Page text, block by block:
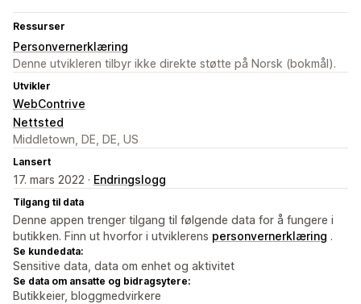
Ressurser
Personvernerklæring
Denne utvikleren tilbyr ikke direkte støtte på Norsk (bokmål).
Utvikler
WebContrive
Nettsted
Middletown, DE, DE, US
Lansert
17. mars 2022 · Endringslogg
Tilgang til data
Denne appen trenger tilgang til følgende data for å fungere i
butikken. Finn ut hvorfor i utviklerens personvernerklæring .
Se kundedata:
Sensitive data, data om enhet og aktivitet
Se data om ansatte og bidragsytere:
Butikkeier, bloggmedvirkere